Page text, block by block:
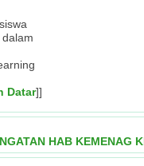
Datar]]
HAB KEMENAG